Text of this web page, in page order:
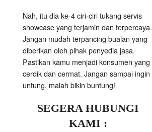
Nah, itu dia ke-4 ciri-ciri tukang servis
showcase yang terjamin dan terpercaya.
Jangan mudah terpancing bualan yang
diberikan oleh pihak penyedia jasa.
Pastikan kamu menjadi konsumen yang
cerdik dan cermat. Jangan sampai ingin
untung, malah bikin buntung!
SEGERA HUBUNGI
KAMI :